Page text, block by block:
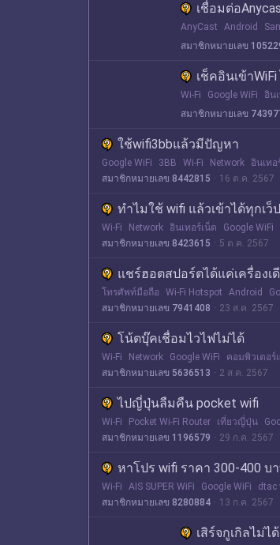
เชื่อมต่อ
AnyCast Android
สมาชิกหมายเลข
เช็คอินเข้า
Wi-Fi Google WiFi อิน
สมาชิกหมายเลข
ใช้wifi3bbแล้วมีปัญหา
Google WiFi 3BB Wi-Fi Network
อินเทอ
สมาชิกหมายเลข 8442815
16 ต.ค. 2567
ทำไมใช้ wifi แล้วเข้าได้ทุกเว็
Wi-Fi Network อินเทอร์เน็ต
Google WiFi
สมาชิกหมายเลข 8423615
5 ต.ค. 2567
แชร์ฮอตสปอร์ตได้แค่เครื่องเ
โทรศัพท์มือถือ Wi-Fi Hotspot Android
สมาชิกหมายเลข 7941408
23 ส.ค. 2567
โน้ตบุ๊คเชื่อมไวไฟไม่ได้
Wi-Fi Network Google WiFi คอมพิวเตอร์
สมาชิกหมายเลข 5636513
2 ส.ค. 2567
ไปญี่ปุ่นลืมคืน pocket wifi
Wi-Fi Pocket Wi-Fi Router เที่ยวญี่ปุ่น
สมาชิกหมายเลข 1196579
29 ก.ค. 2567
หาโปร wifi ราคา 300-400
Wi-Fi AIS SUPER WiFi Google WiFi dtac
สมาชิกหมายเลข 8280884
13 ก.ค. 2567
เสิร์จกูเกิลไม่ไ